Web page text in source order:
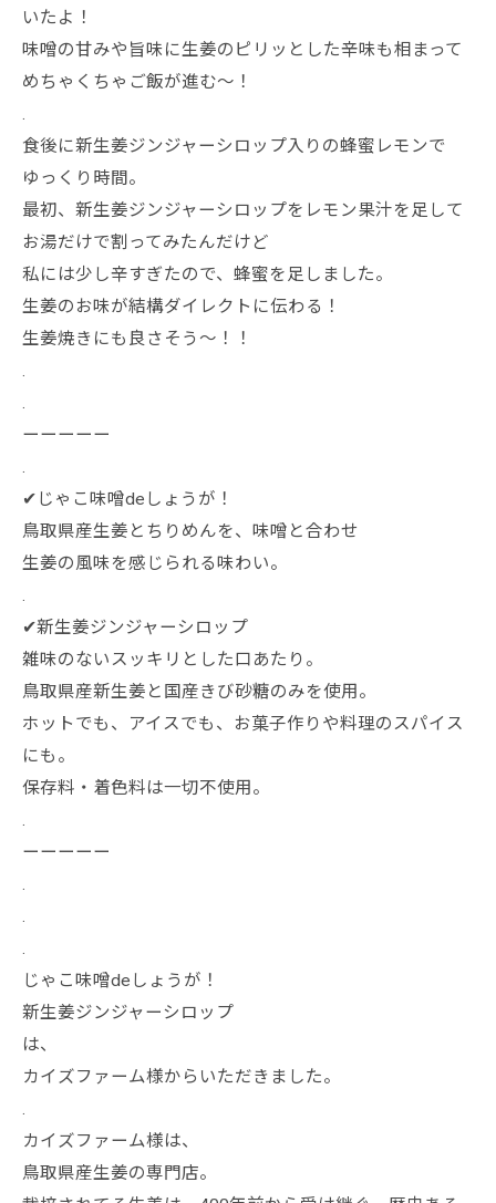
いたよ！
味噌の甘みや旨味に生姜のピリッとした辛味も相まって
めちゃくちゃご飯が進む〜！
.
食後に新生姜ジンジャーシロップ入りの蜂蜜レモンで
ゆっくり時間。
最初、新生姜ジンジャーシロップをレモン果汁を足して
お湯だけで割ってみたんだけど
私には少し辛すぎたので、蜂蜜を足しました。
生姜のお味が結構ダイレクトに伝わる！
生姜焼きにも良さそう〜！！
.
.
ーーーーー
.
✔じゃこ味噌deしょうが！
鳥取県産生姜とちりめんを、味噌と合わせ
生姜の風味を感じられる味わい。
.
✔新生姜ジンジャーシロップ
雑味のないスッキリとした口あたり。
鳥取県産新生姜と国産きび砂糖のみを使用。
ホットでも、アイスでも、お菓子作りや料理のスパイス
にも。
保存料・着色料は一切不使用。
.
ーーーーー
.
.
.
じゃこ味噌deしょうが！
新生姜ジンジャーシロップ
は、
カイズファーム様からいただきました。
.
カイズファーム様は、
鳥取県産生姜の専門店。